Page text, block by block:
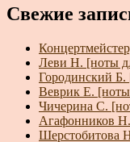
Свежие
Леви Н. [ноты
Городинский
Веврик Е.
Чичерина С.
Агафонников
Шерстобитова